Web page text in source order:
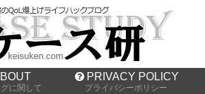
に関して
PRIVACY POLICY
プライバシーポリシー